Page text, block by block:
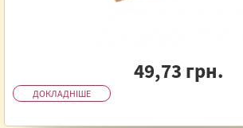
49,73 грн.
ДОКЛАДНІШЕ